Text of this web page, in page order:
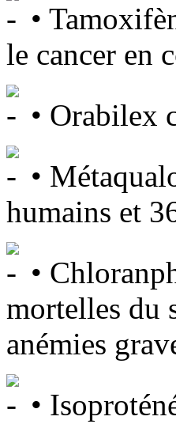
•
le cancer en
• Orabilex
•
humains et
•
mortelles du
anémies
•